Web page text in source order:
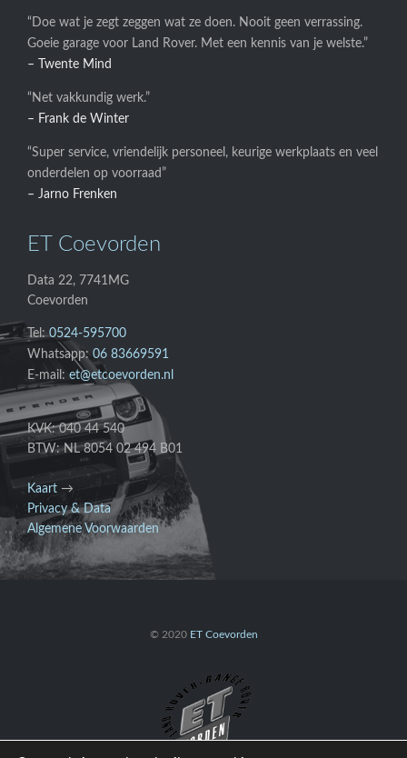
“Doe wat je zegt zeggen wat ze doen. Nooit geen verrassing.
Goeie garage voor Land Rover. Met een kennis van je welste.”
– Twente Mind
“Net vakkundig werk.”
– Frank de Winter
“Super service, vriendelijk personeel, keurige werkplaats en veel
onderdelen op voorraad”
– Jarno Frenken
ET Coevorden
Data 22, 7741MG
Coevorden
Tel:0524-595700
Whatsapp: 06 83669591
E-mail: et@etcoevorden.nl
KVK: 040 44 540
BTW: NL 8054 02 494 B01
Kaart →
Privacy & Data
Algemene Voorwaarden
© 2020 ET Coevorden